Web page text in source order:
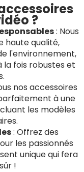
?
: Nous
haute qualité,
l'environnement,
la fois robustes et
nos accessoires
à une
les modèles
: Offrez des
les passionnés
unique qui fera
!